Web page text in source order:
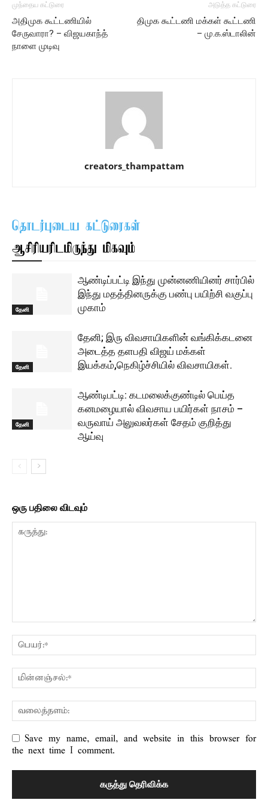
முந்தைய கட்டுரை
அதிமுக கூட்டணியில்
சேருவாரா? – விஜயகாந்த்
நாளை முடிவு
அடுத்த கட்டுரை
திமுக கூட்டணி மக்கள் கூட்டணி
– மு.க.ஸ்டாலின்
creators_thampattam
தொடர்புடைய கட்டுரைகள்
ஆசிரியரிடமிருந்து மிகவும்
தேனி
ஆண்டிப்பட்டி இந்து முன்னணியினர் சார்பில்
இந்து மதத்தினருக்கு பண்பு பயிற்சி வகுப்பு
முகாம்
தேனி
தேனி; இரு விவசாயிகளின் வங்கிக்கடனை
அடைத்த தளபதி விஜய் மக்கள்
இயக்கம்,நெகிழ்ச்சியில் விவசாயிகள்.
தேனி
ஆண்டிபட்டி: கடமலைக்குண்டில் பெய்த
கனமழையால் விவசாய பயிர்கள் நாசம் –
வருவாய் அலுவலர்கள் சேதம் குறித்து
ஆய்வு
ஒரு பதிலை விடவும்
Save my name, email, and website in this browser for
the next time I comment.